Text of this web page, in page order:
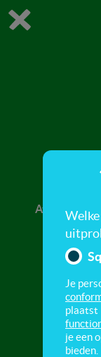
Avontuur
Je
plaatst
je een
bieden.